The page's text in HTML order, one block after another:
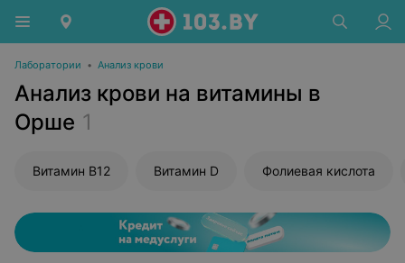
Лаборатории • Анализ крови
Анализ крови на витамины в
Орше 1
Витамин В12 Витамин D Фолиевая кислота